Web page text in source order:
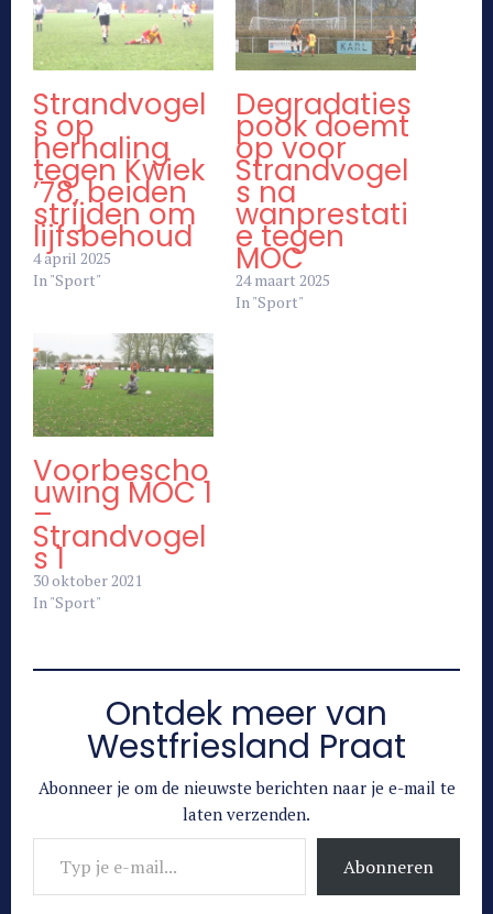
Strandvogel
s op
herhaling
tegen Kwiek
’78, beiden
strijden om
lijfsbehoud
4 april 2025
In "Sport"
Degradaties
pook doemt
op voor
Strandvogel
s na
wanprestati
e tegen
MOC
24 maart 2025
In "Sport"
Voorbescho
uwing MOC 1
–
Strandvogel
s 1
30 oktober 2021
In "Sport"
Ontdek meer van
Westfriesland Praat
Abonneer je om de nieuwste berichten naar je e-mail te
laten verzenden.
Typ je e-mail...
Abonneren